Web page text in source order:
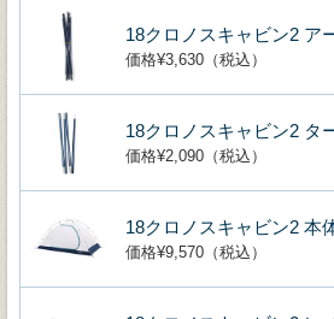
18クロノスキャビン2 ア
価格¥3,630（税込）
18クロノスキャビン2 タ
価格¥2,090（税込）
18クロノスキャビン2 本
価格¥9,570（税込）